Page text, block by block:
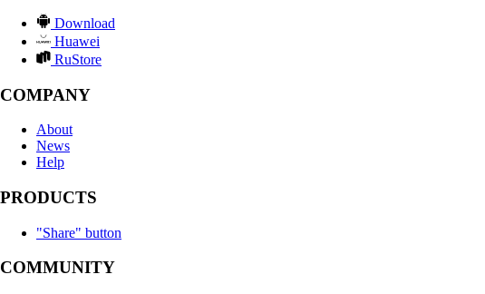
Download
Huawei
RuStore
COMPANY
About
News
Help
PRODUCTS
"Share" button
COMMUNITY